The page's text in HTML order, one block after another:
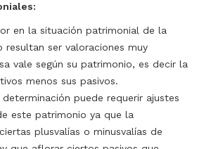
en la situación patrimonial de la
ser valoraciones muy
vale según su patrimonio, es decir la
menos sus pasivos.
puede requerir ajustes
este patrimonio ya que la
plusvalías o minusvalías de